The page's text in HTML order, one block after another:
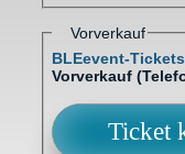
Vorverkauf
BLEevent-Tickets
Vorverkauf